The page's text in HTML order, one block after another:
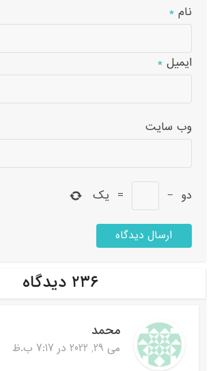
نام*
ایمیل*
وب‌ سایت
دو −
= یک
۲۳۶ دیدگاه
محمد
می 29, 2022 در 7:17 ب.ظ